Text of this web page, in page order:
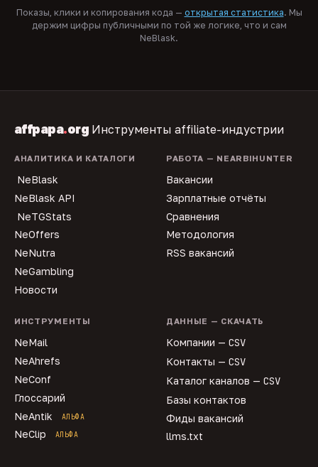
Показы, клики и копирования кода — открытая статистика. Мы
держим цифры публичными по той же логике, что и сам
NeBlask.
affpapa.org Инструменты affiliate-индустрии
АНАЛИТИКА И КАТАЛОГИ
NeBlask
NeBlask API
NeTGStats
NeOffers
NeNutra
NeGambling
Новости
РАБОТА — NEARBIHUNTER
Вакансии
Зарплатные отчёты
Сравнения
Методология
RSS вакансий
ИНСТРУМЕНТЫ
NeMail
NeAhrefs
NeConf
Глоссарий
NeAntik
АЛЬФА
NeClip АЛЬФА
ДАННЫЕ — СКАЧАТЬ
Компании — CSV
Контакты — CSV
Каталог каналов — CSV
Базы контактов
Фиды вакансий
llms.txt